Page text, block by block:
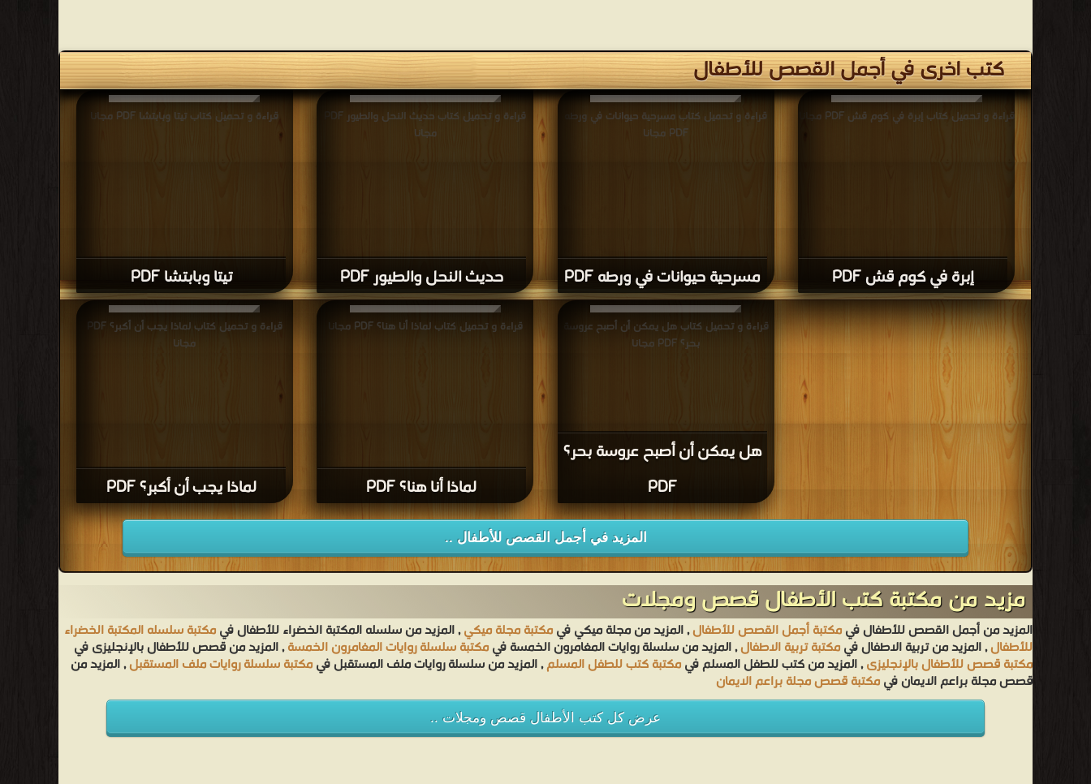
كتب اخرى في أجمل القصص للأطفال
تيتا وبابتشا PDF
قراءة و تحميل كتاب تيتا وبابتشا PDF مجانا
حديث النحل والطيور PDF
قراءة و تحميل كتاب حديث النحل والطيور PDF
مجانا
مسرحية حيوانات في ورطه PDF
قراءة و تحميل كتاب مسرحية حيوانات في ورطه
PDF مجانا
إبرة في كوم قش PDF
قراءة و تحميل كتاب إبرة في كوم قش PDF مجانا
لماذا يجب أن أكبر؟ PDF
قراءة و تحميل كتاب لماذا يجب أن أكبر؟ PDF
مجانا
لماذا أنا هنا؟ PDF
قراءة و تحميل كتاب لماذا أنا هنا؟ PDF مجانا
هل يمكن أن أصبح عروسة بحر؟
PDF
قراءة و تحميل كتاب هل يمكن أن أصبح عروسة
بحر؟ PDF مجانا
المزيد في أجمل القصص للأطفال ..
مزيد من مكتبة كتب الأطفال قصص ومجلات
المزيد من أجمل القصص للأطفال فيمكتبة أجمل القصص للأطفال, المزيد من مجلة ميكي فيمكتبة مجلة ميكي, المزيد من سلسله المكتبة الخضراء للأطفال فيمكتبة سلسله المكتبة الخضراء
للأطفال, المزيد من تربية الاطفال فيمكتبة تربية الاطفال, المزيد من سلسلة روايات المغامرون الخمسة فيمكتبة سلسلة روايات المغامرون الخمسة, المزيد من قصص للأطفال بالإنجليزى في
مكتبة قصص للأطفال بالإنجليزى, المزيد من كتب للطفل المسلم فيمكتبة كتب للطفل المسلم, المزيد من سلسلة روايات ملف المستقبل فيمكتبة سلسلة روايات ملف المستقبل, المزيد من
قصص مجلة براعم الايمان فيمكتبة قصص مجلة براعم الايمان
عرض كل كتب الأطفال قصص ومجلات ..